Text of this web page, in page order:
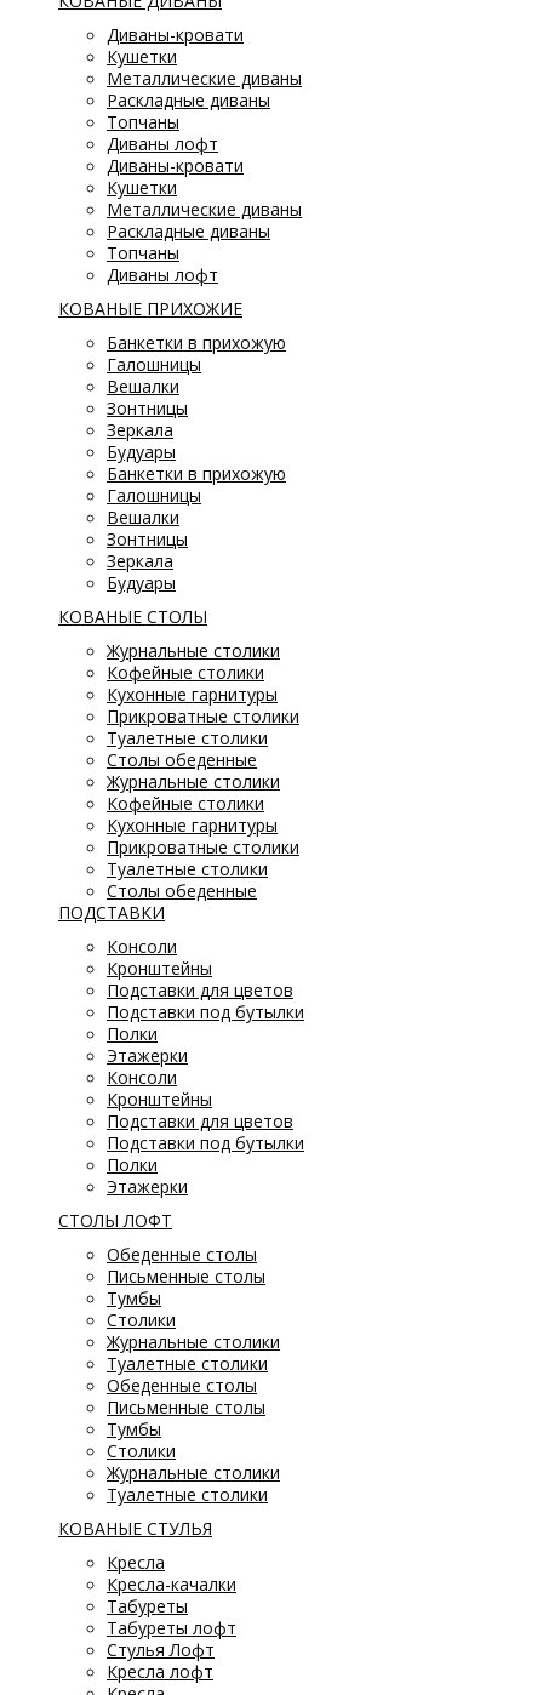
Диваны-кровати
Кушетки
Металлические диваны
Раскладные диваны
Топчаны
Диваны лофт
Диваны-кровати
Кушетки
Металлические диваны
Раскладные диваны
Топчаны
Диваны лофт
КОВАНЫЕ ПРИХОЖИЕ
Банкетки в прихожую
Галошницы
Вешалки
Зонтницы
Зеркала
Будуары
Банкетки в прихожую
Галошницы
Вешалки
Зонтницы
Зеркала
Будуары
КОВАНЫЕ СТОЛЫ
Журнальные столики
Кофейные столики
Кухонные гарнитуры
Прикроватные столики
Туалетные столики
Столы обеденные
Журнальные столики
Кофейные столики
Кухонные гарнитуры
Прикроватные столики
Туалетные столики
Столы обеденные
ПОДСТАВКИ
Консоли
Кронштейны
Подставки для цветов
Подставки под бутылки
Полки
Этажерки
Консоли
Кронштейны
Подставки для цветов
Подставки под бутылки
Полки
Этажерки
СТОЛЫ ЛОФТ
Обеденные столы
Письменные столы
Тумбы
Столики
Журнальные столики
Туалетные столики
Обеденные столы
Письменные столы
Тумбы
Столики
Журнальные столики
Туалетные столики
КОВАНЫЕ СТУЛЬЯ
Кресла
Кресла-качалки
Табуреты
Табуреты лофт
Стулья Лофт
Кресла лофт